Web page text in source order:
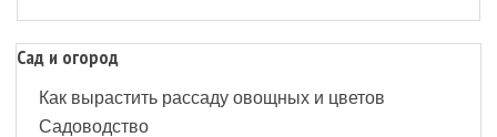
Сад и огород
Как вырастить рассаду овощных и цветов
Садоводство